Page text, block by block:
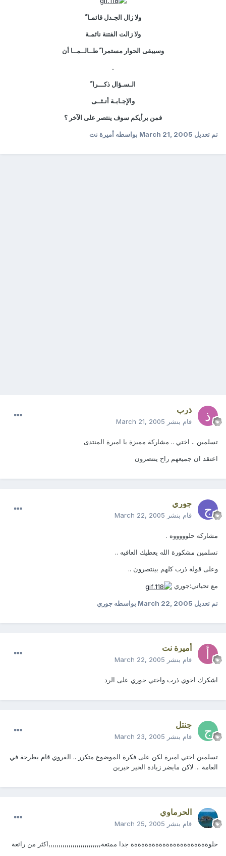
ولا زال الجـدل قائمـا ً
ولا زالت الفتنة نائمـة
وسيبقى الحوار مستمرا ً طــالــمــا أن
الـسـؤال ذكـــرا ً
والإجـابـة أنـثــى
فمن برأيكم سوف ينتصر على الآخر ؟
تم تعديل March 21, 2005بواسطه أميرة نت
ذرب
قام بنشر March 21, 2005
تسلمين .. اختي .. مشاركة مميزة يا اميرة المنتدى
اعتقد ان جميعهم راح ينتصرون
جوري
قام بنشر March 22, 2005
مشاركه حلوووووه .
تسلمين مشكورة الله يعطيك العافيه ..
وعلى قولة ذرب كلهم بينتصرون ..
مع تحياتي:جوري
تم تعديل March 22, 2005بواسطه جوري
أميرة نت
قام بنشر March 22, 2005
اشكرك اخوي ذرب واختي جوري على الرد
جنتل
قام بنشر March 23, 2005
تسلمين اختي اميرة لكن على فكرة الموضوع متكرر .. القروي قام بطرحة في
العامة ... لاكن مايضر زيادة الخير خيرين
الحرماوي
قام بنشر March 25, 2005
حلوةةةةةةةةةةةةةةةةةةةةةة جدا ممتعة,,,,,,,,,,,,,,,,,,,,,,,,,,اكثر من رائعة